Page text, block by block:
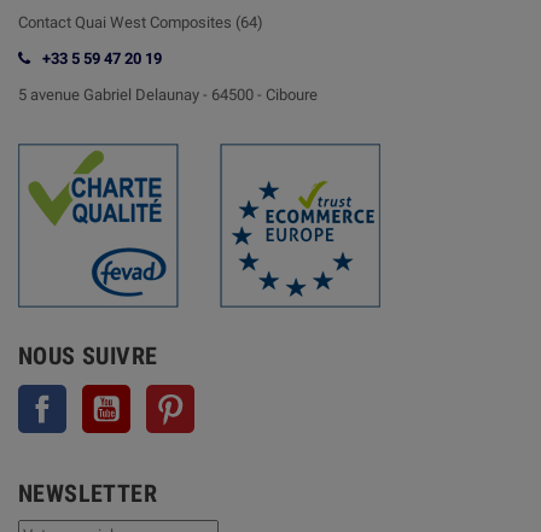
Contact Quai West Composites (64)
+33 5 59 47 20 19
5 avenue Gabriel Delaunay - 64500 - Ciboure
NOUS SUIVRE
Facebook YouTube
NEWSLETTER